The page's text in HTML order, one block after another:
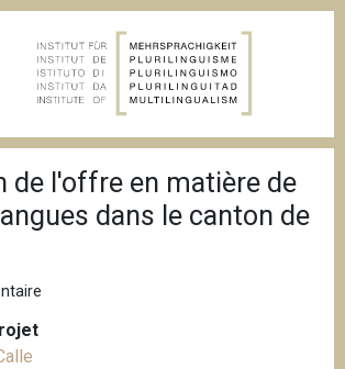
de l'offre en matière de
dans le canton de